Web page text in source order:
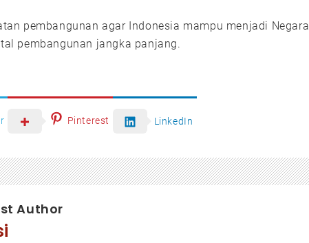
pembangunan agar Indonesia mampu menjadi Negara
pembangunan jangka panjang.
Pinterest LinkedIn
Author